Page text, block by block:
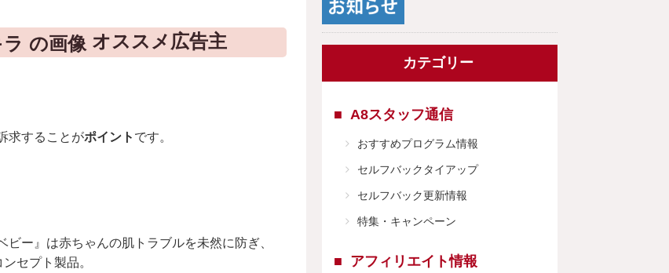
オススメ広告主
求することがポイント です。
ー』は赤ちゃんの肌トラブルを未然に防ぎ、
セプト製品。
カテゴリー
A8スタッフ通信
おすすめプログラム情報
セルフバックタイアップ
セルフバック更新情報
特集・キャンペーン
アフィリエイト情報